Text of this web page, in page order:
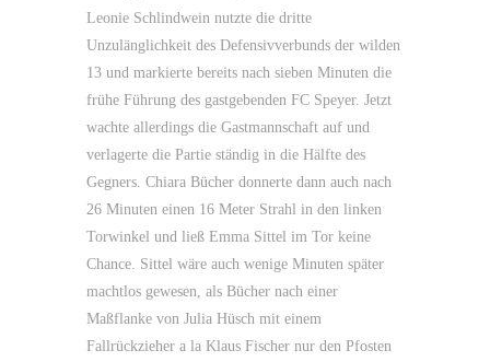
Leonie Schlindwein nutzte die dritte
Unzulänglichkeit des Defensivverbunds der wilden
13 und markierte bereits nach sieben Minuten die
frühe Führung des gastgebenden FC Speyer. Jetzt
wachte allerdings die Gastmannschaft auf und
verlagerte die Partie ständig in die Hälfte des
Gegners. Chiara Bücher donnerte dann auch nach
26 Minuten einen 16 Meter Strahl in den linken
Torwinkel und ließ Emma Sittel im Tor keine
Chance. Sittel wäre auch wenige Minuten später
machtlos gewesen, als Bücher nach einer
Maßflanke von Julia Hüsch mit einem
Fallrückzieher a la Klaus Fischer nur den Pfosten